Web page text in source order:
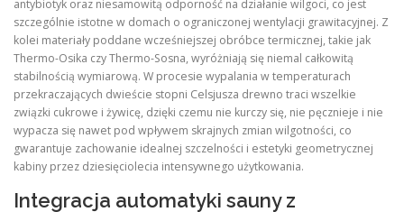
antybiotyk oraz niesamowitą odporność na działanie wilgoci, co jest
szczególnie istotne w domach o ograniczonej wentylacji grawitacyjnej. Z
kolei materiały poddane wcześniejszej obróbce termicznej, takie jak
Thermo-Osika czy Thermo-Sosna, wyróżniają się niemal całkowitą
stabilnością wymiarową. W procesie wypalania w temperaturach
przekraczających dwieście stopni Celsjusza drewno traci wszelkie
związki cukrowe i żywicę, dzięki czemu nie kurczy się, nie pęcznieje i nie
wypacza się nawet pod wpływem skrajnych zmian wilgotności, co
gwarantuje zachowanie idealnej szczelności i estetyki geometrycznej
kabiny przez dziesięciolecia intensywnego użytkowania.
Integracja automatyki sauny z